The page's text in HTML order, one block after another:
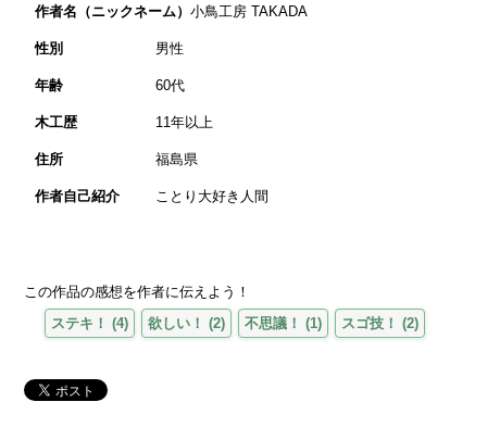
作者名（ニックネーム）小鳥工房 TAKADA
性別 男性
年齢 60代
木工歴 11年以上
住所 福島県
作者自己紹介 ことり大好き人間
この作品の感想を作者に伝えよう！
ステキ！
(4) 欲しい！ (2) 不思議！ (1) スゴ技！ (2)